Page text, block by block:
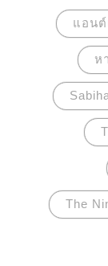
แอนต์
ห
The